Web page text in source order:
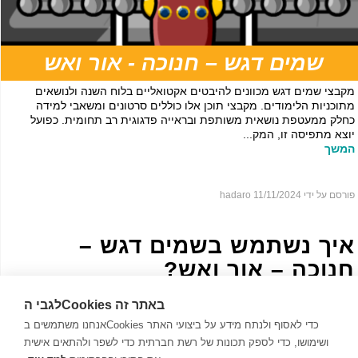
שמים דגש – חנוכה - אור ואש
איך נשתמש בשמים דגש –
חנוכה – אור ואש?
פורסם על ידי hadaro 11/11/2024
מקבצי שמים דגש מכוונים להיבטים אקטואליים בלוח השנה ולנושאים
מתוכניות הלימודים. מקבצי תוכן אלו כוללים סרטונים ומשאבי למידה
כחלק ממעטפת נושאית משותפת ובראייה פדגוגית רב תחומית. כפועל
יוצא מתפיסה זו, המק...
המשך
לגבי הCookies באתר זה
אנחנו משתמשים בCookies כדי לאסוף ולנתח מידע על ביצועי האתר
ושימושו, כדי לספק תכונות של רשת חברתית כדי לשפר ולהתאים אישית